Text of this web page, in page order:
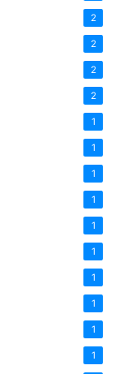
2
2
2
2
1
1
1
1
1
1
1
1
1
1